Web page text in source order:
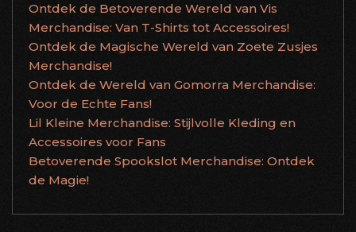
Ontdek de Betoverende Wereld van Vis
Merchandise: Van T-Shirts tot Accessoires!
Ontdek de Magische Wereld van Zoete Zusjes
Merchandise!
Ontdek de Wereld van Gomorra Merchandise:
Voor de Echte Fans!
Lil Kleine Merchandise: Stijlvolle Kleding en
Accessoires voor Fans
Betoverende Spookslot Merchandise: Ontdek
de Magie!